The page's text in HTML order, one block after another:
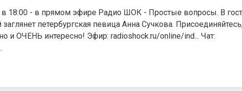
в 18:00 - в прямом эфире Радио ШОК - Простые вопросы. В
петербургская певица Анна Сучкова.
и ОЧЕНЬ интересно! Эфир: radioshock.ru/online/ind... Чат: